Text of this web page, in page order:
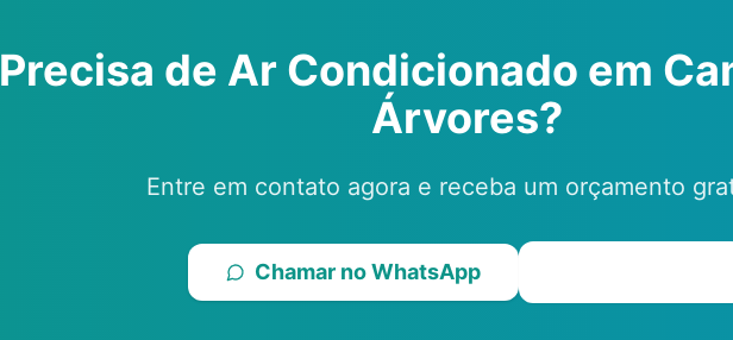
Precisa de Ar Condicionado em
Árvores?
Entre em contato agora e receba um orçamento
Chamar no WhatsApp